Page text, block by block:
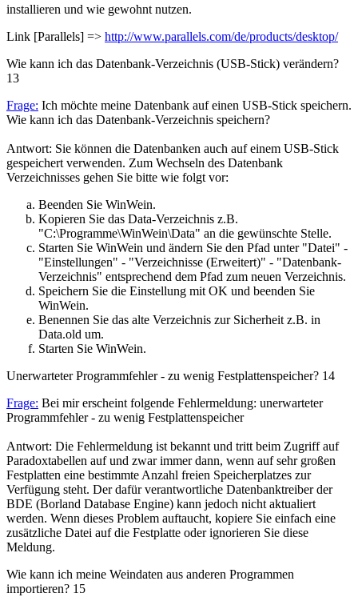
installieren und wie gewohnt nutzen.
Link [Parallels] => http://www.parallels.com/de/products/desktop/
Wie kann ich das Datenbank-Verzeichnis (USB-Stick) verändern?
13
Frage: Ich möchte meine Datenbank auf einen USB-Stick speichern.
Wie kann ich das Datenbank-Verzeichnis speichern?
Antwort: Sie können die Datenbanken auch auf einem USB-Stick
gespeichert verwenden. Zum Wechseln des Datenbank
Verzeichnisses gehen Sie bitte wie folgt vor:
Beenden Sie WinWein.
Kopieren Sie das Data-Verzeichnis z.B.
"C:\Programme\WinWein\Data" an die gewünschte Stelle.
Starten Sie WinWein und ändern Sie den Pfad unter "Datei" -
"Einstellungen" - "Verzeichnisse (Erweitert)" - "Datenbank-
Verzeichnis" entsprechend dem Pfad zum neuen Verzeichnis.
Speichern Sie die Einstellung mit OK und beenden Sie
WinWein.
Benennen Sie das alte Verzeichnis zur Sicherheit z.B. in
Data.old um.
Starten Sie WinWein.
Unerwarteter Programmfehler - zu wenig Festplattenspeicher? 14
Frage: Bei mir erscheint folgende Fehlermeldung: unerwarteter
Programmfehler - zu wenig Festplattenspeicher
Antwort: Die Fehlermeldung ist bekannt und tritt beim Zugriff auf
Paradoxtabellen auf und zwar immer dann, wenn auf sehr großen
Festplatten eine bestimmte Anzahl freien Speicherplatzes zur
Verfügung steht. Der dafür verantwortliche Datenbanktreiber der
BDE (Borland Database Engine) kann jedoch nicht aktualiert
werden. Wenn dieses Problem auftaucht, kopiere Sie einfach eine
zusätzliche Datei auf die Festplatte oder ignorieren Sie diese
Meldung.
Wie kann ich meine Weindaten aus anderen Programmen
importieren? 15